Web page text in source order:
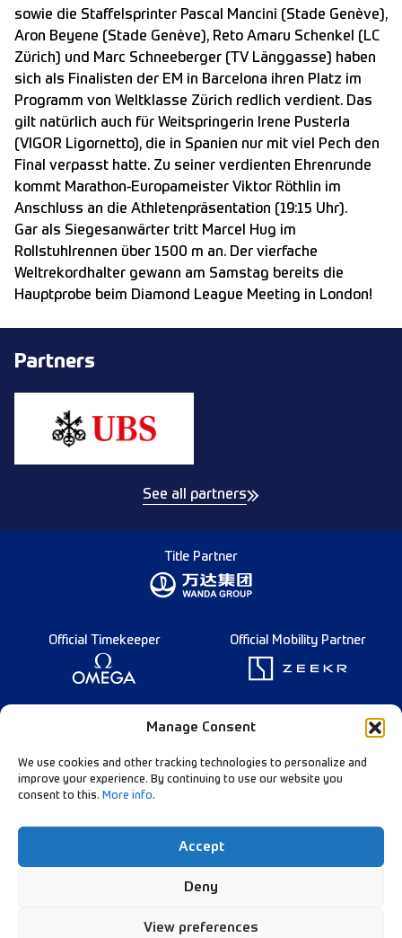
Manage Consent
We use cookies and other tracking technologies to personalize and
improve your experience. By continuing to use our website you
consent to this. More info.
Accept
Deny
View preferences
sowie die Staffelsprinter Pascal Mancini (Stade Genève),
Aron Beyene (Stade Genève), Reto Amaru Schenkel (LC
Zürich) und Marc Schneeberger (TV Länggasse) haben
sich als Finalisten der EM in Barcelona ihren Platz im
Programm von Weltklasse Zürich redlich verdient. Das
gilt natürlich auch für Weitspringerin Irene Pusterla
(VIGOR Ligornetto), die in Spanien nur mit viel Pech den
Final verpasst hatte. Zu seiner verdienten Ehrenrunde
kommt Marathon-Europameister Viktor Röthlin im
Anschluss an die Athletenpräsentation (19:15 Uhr).
Gar als Siegesanwärter tritt Marcel Hug im
Rollstuhlrennen über 1500 m an. Der vierfache
Weltrekordhalter gewann am Samstag bereits die
Hauptprobe beim Diamond League Meeting in London!
Partners
See all partners
Title Partner
Official Timekeeper Official Mobility Partner
Founding Partner
Follow Our Channels:
Data Privacy